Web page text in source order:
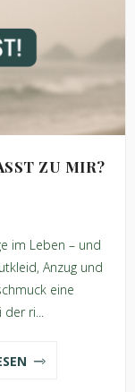
ZU MIR?
im Leben – und
Anzug und
eine
der ri...